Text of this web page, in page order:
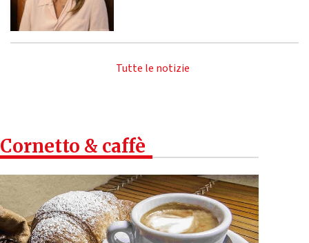
Tutte le notizie
Cornetto & caffè